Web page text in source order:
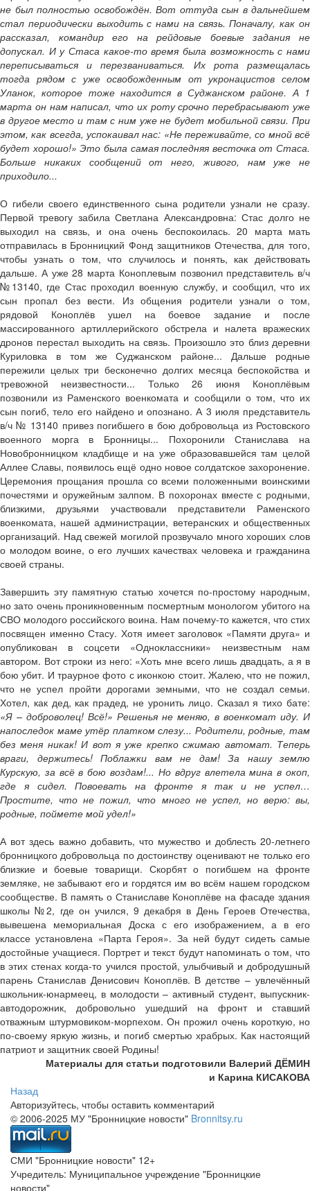
не был полностью освобождён. Вот оттуда сын в дальнейшем
стал периодически выходить с нами на связь. Поначалу, как он
рассказал, командир его на рейдовые боевые задания не
допускал. И у Стаса какое-то время была возможность с нами
переписываться и перезваниваться. Их рота размещалась
тогда рядом с уже освобожденным от укронацистов селом
Уланок, которое тоже находится в Суджанском районе. А 1
марта он нам написал, что их роту срочно перебрасывают уже
в другое место и там с ним уже не будет мобильной связи. При
этом, как всегда, успокаивал нас: «Не переживайте, со мной всё
будет хорошо!» Это была самая последняя весточка от Стаса.
Больше никаких сообщений от него, живого, нам уже не
приходило...
О гибели своего единственного сына родители узнали не сразу.
Первой тревогу забила Светлана Александровна: Стас долго не
выходил на связь, и она очень беспокоилась. 20 марта мать
отправилась в Бронницкий Фонд защитников Отечества, для того,
чтобы узнать о том, что случилось и понять, как действовать
дальше. А уже 28 марта Коноплевым позвонил представитель в/ч
№13140, где Стас проходил военную службу, и сообщил, что их
сын пропал без вести. Из общения родители узнали о том,
рядовой Коноплёв ушел на боевое задание и после
массированного артиллерийского обстрела и налета вражеских
дронов перестал выходить на связь. Произошло это близ деревни
Куриловка в том же Суджанском районе... Дальше родные
пережили целых три бесконечно долгих месяца беспокойства и
тревожной неизвестности... Только 26 июня Коноплёвым
позвонили из Раменского военкомата и сообщили о том, что их
сын погиб, тело его найдено и опознано. А 3 июля представитель
в/ч № 13140 привез погибшего в бою добровольца из Ростовского
военного морга в Бронницы... Похоронили Станислава на
Новобронницком кладбище и на уже образовавшейся там целой
Аллее Славы, появилось ещё одно новое солдатское захоронение.
Церемония прощания прошла со всеми положенными воинскими
почестями и оружейным залпом. В похоронах вместе с родными,
близкими, друзьями участвовали представители Раменского
военкомата, нашей администрации, ветеранских и общественных
организаций. Над свежей могилой прозвучало много хороших слов
о молодом воине, о его лучших качествах человека и гражданина
своей страны.
Завершить эту памятную статью хочется по-простому народным,
но зато очень проникновенным посмертным монологом убитого на
СВО молодого российского воина. Нам почему-то кажется, что стих
посвящен именно Стасу. Хотя имеет заголовок «Памяти друга» и
опубликован в соцсети «Одноклассники» неизвестным нам
автором. Вот строки из него: «Хоть мне всего лишь двадцать, а я в
бою убит. И траурное фото с иконкою стоит. Жалею, что не пожил,
что не успел пройти дорогами земными, что не создал семьи.
Хотел, как дед, как прадед, не уронить лицо. Сказал я тихо бате:
«Я – доброволец! Всё!» Решенья не меняю, в военкомат иду. И
напоследок маме утёр платком слезу... Родители, родные, там
без меня никак! И вот я уже крепко сжимаю автомат. Теперь
враги, держитесь! Поблажки вам не дам! За нашу землю
Курскую, за всё в бою воздам!... Но вдруг влетела мина в окоп,
где я сидел. Повоевать на фронте я так и не успел…
Простите, что не пожил, что много не успел, но верю: вы,
родные, поймете мой удел!»
А вот здесь важно добавить, что мужество и доблесть 20-летнего
бронницкого добровольца по достоинству оценивают не только его
близкие и боевые товарищи. Скорбят о погибшем на фронте
земляке, не забывают его и гордятся им во всём нашем городском
сообществе. В память о Станиславе Коноплёве на фасаде здания
школы №2, где он учился, 9 декабря в День Героев Отечества,
вывешена мемориальная Доска с его изображением, а в его
классе установлена «Парта Героя». За ней будут сидеть самые
достойные учащиеся. Портрет и текст будут напоминать о том, что
в этих стенах когда-то учился простой, улыбчивый и добродушный
парень Станислав Денисович Коноплёв. В детстве – увлечённый
школьник-юнармеец, в молодости – активный студент, выпускник-
автодорожник, добровольно ушедший на фронт и ставший
отважным штурмовиком-морпехом. Он прожил очень короткую, но
по-своему яркую жизнь, и погиб смертью храбрых. Как настоящий
патриот и защитник своей Родины!
Материалы для статьи подготовили Валерий ДЁМИН
и Карина КИСАКОВА
Назад
Авторизуйтесь, чтобы оставить комментарий
© 2006-2025 МУ "Бронницкие новости" Bronnitsy.ru
СМИ "Бронницкие новости" 12+
Учредитель: Муниципальное учреждение "Бронницкие
новости"